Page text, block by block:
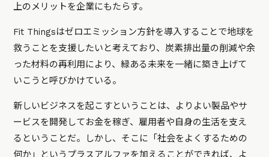
上のメリットを企業にもたらす。
Fit Thingsはゼロエミッション方針を導入することで地球を
救うことを支援したいと考えており、炭素排出量の削減や余
った材料の再利用により、緑ある未来を一緒に築き上げて
いこうと呼びかけている。
新しいビジネスを起こすということは、よりよい製品やサ
ービスを開発してお金を稼ぎ、雇用者や自身の生活を支え
るということだ。しかし、そこに「社会をよくするための
何か」というプラスアルファを加えることができれば、よ